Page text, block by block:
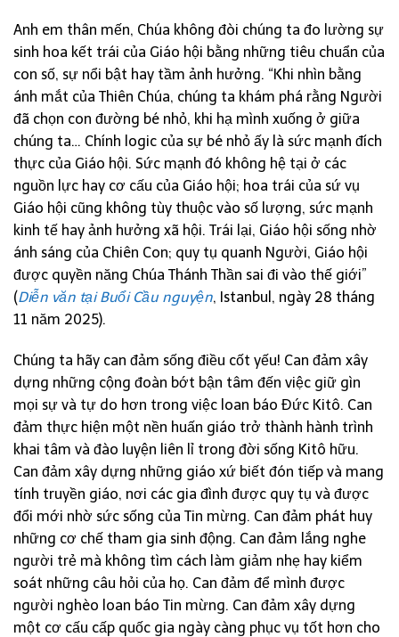
Anh em thân mến, Chúa không đòi chúng ta đo lường sự
sinh hoa kết trái của Giáo hội bằng những tiêu chuẩn của
con số, sự nổi bật hay tầm ảnh hưởng. “Khi nhìn bằng
ánh mắt của Thiên Chúa, chúng ta khám phá rằng Người
đã chọn con đường bé nhỏ, khi hạ mình xuống ở giữa
chúng ta… Chính logic của sự bé nhỏ ấy là sức mạnh đích
thực của Giáo hội. Sức mạnh đó không hệ tại ở các
nguồn lực hay cơ cấu của Giáo hội; hoa trái của sứ vụ
Giáo hội cũng không tùy thuộc vào số lượng, sức mạnh
kinh tế hay ảnh hưởng xã hội. Trái lại, Giáo hội sống nhờ
ánh sáng của Chiên Con; quy tụ quanh Người, Giáo hội
được quyền năng Chúa Thánh Thần sai đi vào thế giới”
(Diễn văn tại Buổi Cầu nguyện, Istanbul, ngày 28 tháng
11 năm 2025).
Chúng ta hãy can đảm sống điều cốt yếu! Can đảm xây
dựng những cộng đoàn bớt bận tâm đến việc giữ gìn
mọi sự và tự do hơn trong việc loan báo Đức Kitô. Can
đảm thực hiện một nền huấn giáo trở thành hành trình
khai tâm và đào luyện liên lỉ trong đời sống Kitô hữu.
Can đảm xây dựng những giáo xứ biết đón tiếp và mang
tính truyền giáo, nơi các gia đình được quy tụ và được
đổi mới nhờ sức sống của Tin mừng. Can đảm phát huy
những cơ chế tham gia sinh động. Can đảm lắng nghe
người trẻ mà không tìm cách làm giảm nhẹ hay kiểm
soát những câu hỏi của họ. Can đảm để mình được
người nghèo loan báo Tin mừng. Can đảm xây dựng
một cơ cấu cấp quốc gia ngày càng phục vụ tốt hơn cho